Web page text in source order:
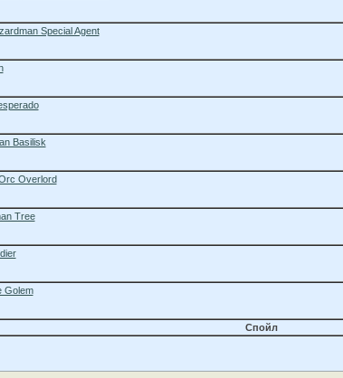
Special Agent
Basilisk
Overlord
Tree
Golem
Спойл